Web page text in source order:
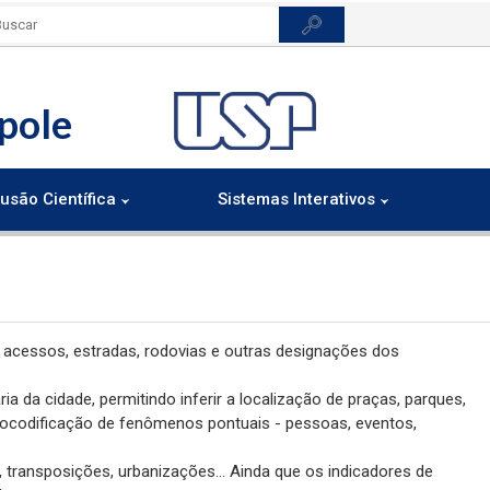
Científica Sistemas Interativos
estradas, rodovias e outras designações dos
da cidade, permitindo inferir a localização de praças, parques,
de fenômenos pontuais - pessoas, eventos,
urbanizações... Ainda que os indicadores de